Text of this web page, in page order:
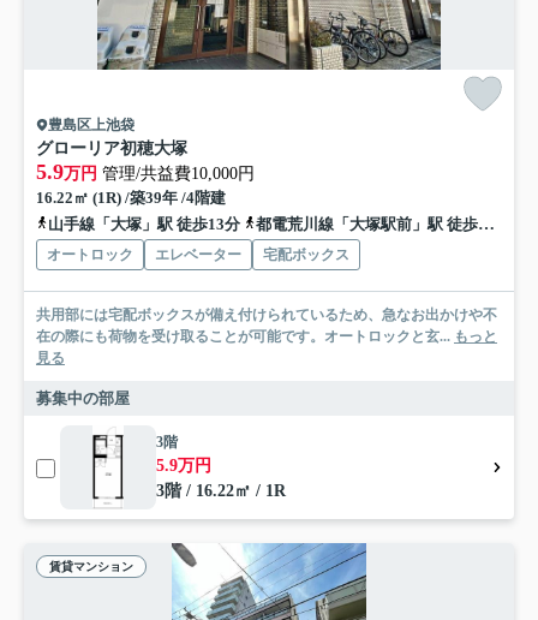
豊島区上池袋
グローリア初穂大塚
5.9万円 管理/共益費10,000円
16.22㎡ (1R) /築39年 /4階建
山手線「大塚」駅 徒歩13分
都電荒川線「大塚駅前」駅 徒歩13分
オートロック エレベーター 宅配ボックス
共用部には宅配ボックスが備え付けられているため、急なお出かけや不
在の際にも荷物を受け取ることが可能です。オートロックと玄... もっと
見る
募集中の部屋
3階
5.9万円
3階 / 16.22㎡ / 1R
賃貸マンション